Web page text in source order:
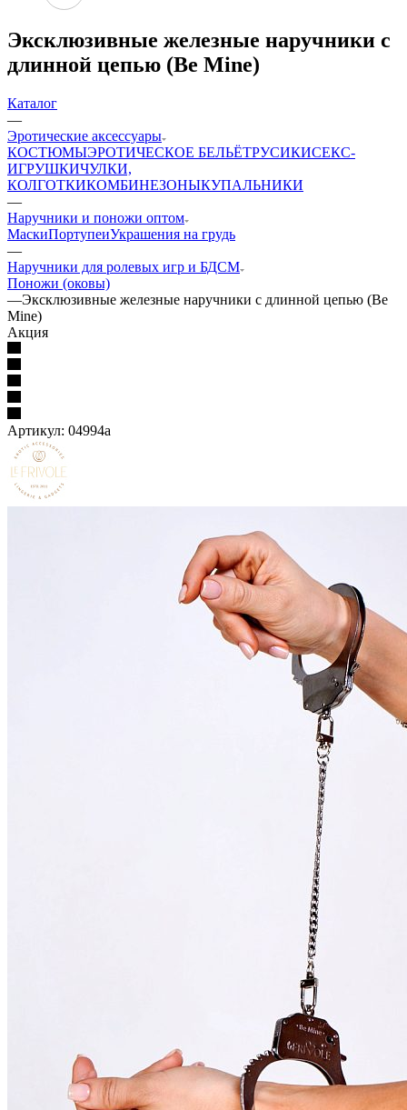
Эксклюзивные железные наручники с
длинной цепью (Be Mine)
Каталог
—
Эротические аксессуары
КОСТЮМЫЭРОТИЧЕСКОЕ БЕЛЬЁТРУСИКИСЕКС-
ИГРУШКИЧУЛКИ,
КОЛГОТКИКОМБИНЕЗОНЫКУПАЛЬНИКИ
—
Наручники и поножи оптом
МаскиПортупеиУкрашения на грудь
—
Наручники для ролевых игр и БДСМ
Поножи (оковы)
—Эксклюзивные железные наручники с длинной цепью (Be
Mine)
Акция
Артикул: 04994а